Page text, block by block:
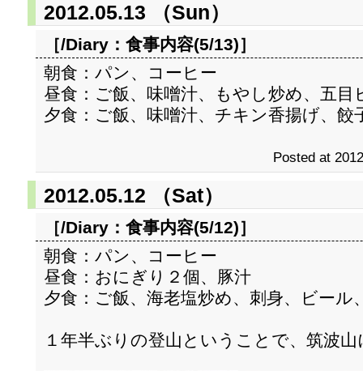
2012.05.13 （Sun）
［/Diary： 食事内容(5/13)］
朝食：パン、コーヒー
昼食：ご飯、味噌汁、もやし炒め、五目
夕食：ご飯、味噌汁、チキン香揚げ、餃
Posted at
2012.05.12 （Sat）
［/Diary： 食事内容(5/12)］
朝食：パン、コーヒー
昼食：おにぎり２個、豚汁
夕食：ご飯、海老塩炒め、刺身、ビール
１年半ぶりの登山ということで、筑波山